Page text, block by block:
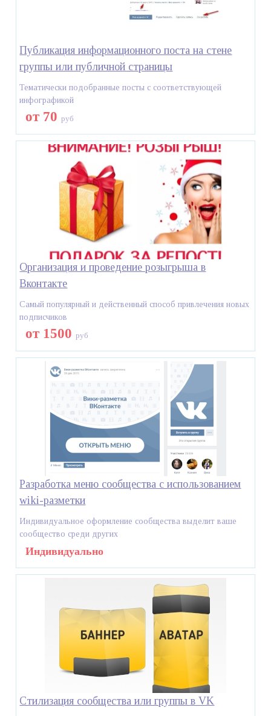
Публикация информационного поста на стене
группы или публичной страницы
Тематически подобранные посты с соответствующей
инфографикой
от 70руб
Организация и проведение розыгрыша в
Вконтакте
Самый популярный и действенный способ привлечения новых
подписчиков
от 1500руб
Разработка меню сообщества с использованием
wiki-разметки
Индивидуальное оформление сообщества выделит ваше
сообщество среди других
Индивидуально
Стилизация сообщества или группы в VK